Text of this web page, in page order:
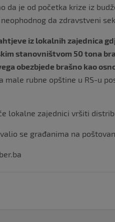
da je od početka krize iz
da zdravstveni
iz lokalnih zajednica
stanovništvom 50 tona
obezbjede brašno kao
male rubne opštine u RS-u
lokalne zajednici vršiti
se građanima na